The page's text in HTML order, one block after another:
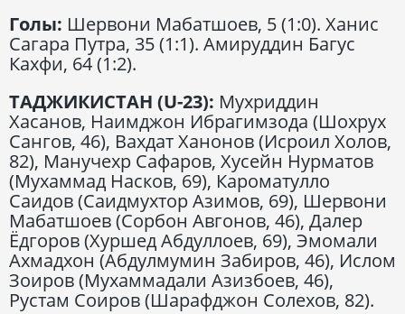
Голы: Шервони Мабатшоев, 5 (1:0). Ханис
Сагара Путра, 35 (1:1). Амируддин Багус
Кахфи, 64 (1:2).
ТАДЖИКИСТАН (U-23): Мухриддин
Хасанов, Наимджон Ибрагимзода (Шохрух
Сангов, 46), Вахдат Ханонов (Исроил Холов,
82), Манучехр Сафаров, Хусейн Нурматов
(Мухаммад Насков, 69), Кароматулло
Саидов (Саидмухтор Азимов, 69), Шервони
Мабатшоев (Сорбон Авгонов, 46), Далер
Ёдгоров (Хуршед Абдуллоев, 69), Эмомали
Ахмадхон (Абдулмумин Забиров, 46), Ислом
Зоиров (Мухаммадали Азизбоев, 46),
Рустам Соиров (Шарафджон Солехов, 82).